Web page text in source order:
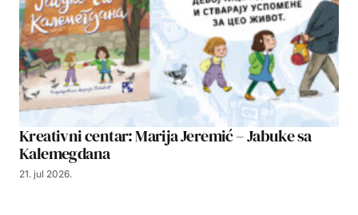
Kreativni centar: Marija Jeremić – Jabuke sa
Kalemegdana
21. jul 2026.